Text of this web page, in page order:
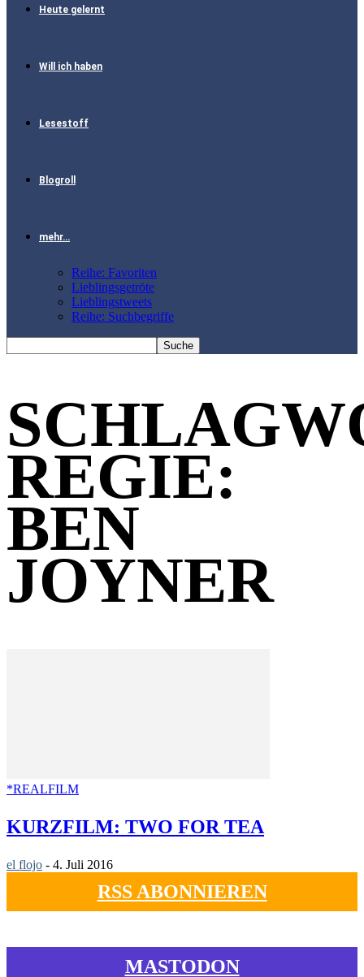
Heute gelernt
Will ich haben
Lesestoff
Blogroll
mehr…
Reihe: Favoriten
Lieblingsgetröte
Lieblingstweets
Reihe: Suchbegriffe
REGIE:
BEN
JOYNER
*REALFILM
KURZFILM: TWO FOR TEA
el flojo - 4. Juli 2016
RSS ABONNIEREN
MASTODON